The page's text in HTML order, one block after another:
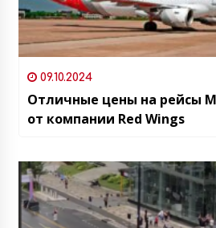
09.10.2024
Отличные цены на рейсы
от компании Red Wings